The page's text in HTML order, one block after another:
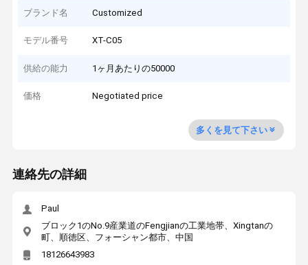
ブランド名 Customized
モデル番号 XT-C05
供給の能力 1ヶ月あたりの50000
価格 Negotiated price
多くを見て下さい
連絡先の詳細
Paul
ブロック1のNo.9産業道のFengjianの工業地帯、Xingtanの
町、順徳区、フォーシャン都市、中国
18126643983